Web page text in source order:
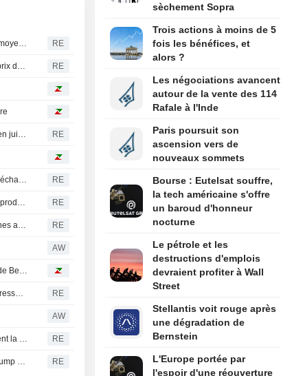
États-Unis : la capacité de stockage par batterie a crû de 70 % par an en moyenne ces trois dernières années, selon l'EIA RE
Fed : Thomas Barkin souligne l'hétérogénéité du pouvoir de fixation des prix dans l'économie RE
La Fed de New York note une quasi-stabilité des anticipations d'inflation en juillet RE
Le Canada discute de concessions commerciales avec les États-Unis en échange d'un assouplissement des tarifs douaniers, selon le Globe and Mail RE
La Russie mène l'une de ses plus importantes frappes récentes contre la production de pétrole et de gaz, selon Naftogaz RE
DEVISES-CANADA : Le dollar canadien atteint un sommet de huit semaines après des chiffres de l'emploi supérieurs aux attentes RE
AW
Le récap de la semaine : Tout le monde n'est pas dans les petits papiers de Bessent
SOFT COMMODITIES-Le sucre roux frôle un sommet de 10 mois face au resserrement de l'offre RE
AW
Thomas Barkin (Fed) estime que les chiffres de l'emploi de juillet confirment la tendance actuelle RE
La justice américaine bloque le projet de salle de réception de Donald Trump à 400 millions de dollars à la Maison-Blanche RE
sèchement Sopra
Trois actions à moins de 5
fois les bénéfices, et
alors ?
Les négociations avancent
autour de la vente des 114
Rafale à l'Inde
Paris poursuit son
ascension vers de
nouveaux sommets
Bourse : Eutelsat souffre,
la tech américaine s'offre
un baroud d'honneur
nocturne
Le pétrole et les
destructions d'emplois
devraient profiter à Wall
Street
Stellantis voit rouge après
une dégradation de
Bernstein
L'Europe portée par
l'espoir d'une réouverture